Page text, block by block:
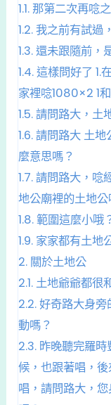
1.1.那第二次再唸
1.2.我之前有試過
1.3.還未跟隨前，
1.4.這樣問好了 1.
家裡唸1080×2 1
1.5.請問路大，土
1.6.請問路大 土地
麼意思嗎？
1.7.請問路大，唸
地公廟裡的土地公
1.8.範圍這麼小哦
1.9. 家家都有土地
2. 關於土地公
2.1.土地爺爺都很
2.2.好奇路大身
動嗎？
2.3. 昨晚聽完羅
候，也跟著唱，
唱，請問路大，